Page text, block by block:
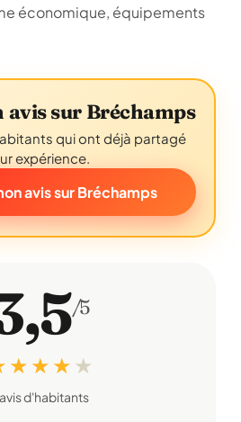
économique, équipements
avis sur Bréchamps
qui ont déjà partagé
expérience.
avis sur Bréchamps
/5
★ ★ ★★
d'habitants